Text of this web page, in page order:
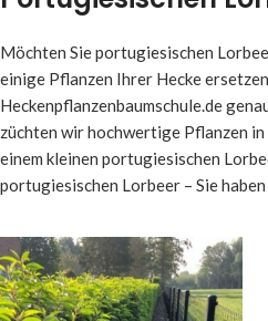
Möchten Sie portugiesischen
einige Pflanzen Ihrer Hecke
Heckenpflanzenbaumschule.de
züchten wir hochwertige Pflanzen
einem kleinen portugiesischen
portugiesischen Lorbeer – Sie